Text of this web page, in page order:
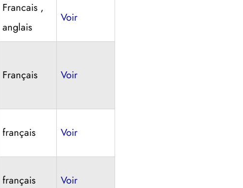
Francais ,
anglais
Voir
Français Voir
français Voir
français Voir